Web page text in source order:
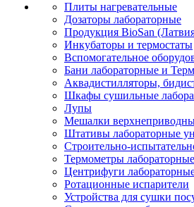
Плиты нагревательные
Дозаторы лабораторные
Продукция BioSan
Инкубаторы и термостаты
Вспомогательное
Бани лабораторные и
Аквадистилляторы,
Шкафы сушильные
Лупы
Мешалки
Штативы лабораторные
Строительно-
Термометры лабораторные
Центрифуги
Ротационные испарители
Устройства для сушки